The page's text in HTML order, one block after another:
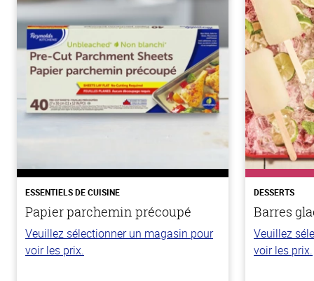
ESSENTIELS DE CUISINE
Papier parchemin précoupé
Veuillez sélectionner un magasin pour
voir les prix.
DESSERTS
Barres
Veuillez
voir les prix.